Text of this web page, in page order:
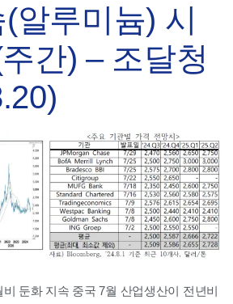
알루미늄) 시
간) – 조달청
둔화 지속 중국 7월 산업생산이 전년비